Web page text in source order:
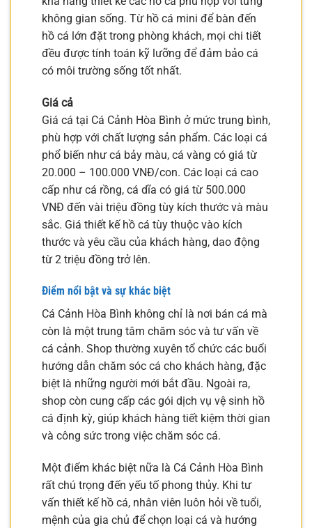
không gian sống. Từ hồ cá mini để bàn đến
hồ cá lớn đặt trong phòng khách, mọi chi tiết
đều được tính toán kỹ lưỡng để đảm bảo cá
có môi trường sống tốt nhất.
Giá cả
Giá cá tại Cá Cảnh Hòa Bình ở mức trung bình,
phù hợp với chất lượng sản phẩm. Các loại cá
phổ biến như cá bảy màu, cá vàng có giá từ
20.000 – 100.000 VNĐ/con. Các loại cá cao
cấp như cá rồng, cá dĩa có giá từ 500.000
VNĐ đến vài triệu đồng tùy kích thước và màu
sắc. Giá thiết kế hồ cá tùy thuộc vào kích
thước và yêu cầu của khách hàng, dao động
từ 2 triệu đồng trở lên.
Điểm nổi bật và sự khác biệt
Cá Cảnh Hòa Bình không chỉ là nơi bán cá mà
còn là một trung tâm chăm sóc và tư vấn về
cá cảnh. Shop thường xuyên tổ chức các buổi
hướng dẫn chăm sóc cá cho khách hàng, đặc
biệt là những người mới bắt đầu. Ngoài ra,
shop còn cung cấp các gói dịch vụ vệ sinh hồ
cá định kỳ, giúp khách hàng tiết kiệm thời gian
và công sức trong việc chăm sóc cá.
Một điểm khác biệt nữa là Cá Cảnh Hòa Bình
rất chú trọng đến yếu tố phong thủy. Khi tư
vấn thiết kế hồ cá, nhân viên luôn hỏi về tuổi,
mệnh của gia chủ để chọn loại cá và hướng